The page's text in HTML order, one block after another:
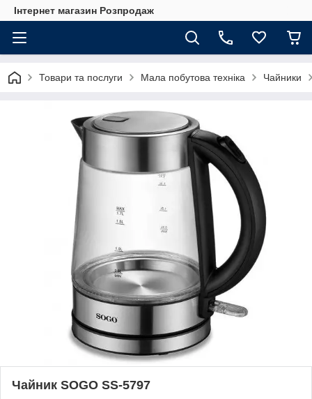
Інтернет магазин Розпродаж
Товари та послуги Мала побутова техніка Чайники
Чайник SOGO SS-5797